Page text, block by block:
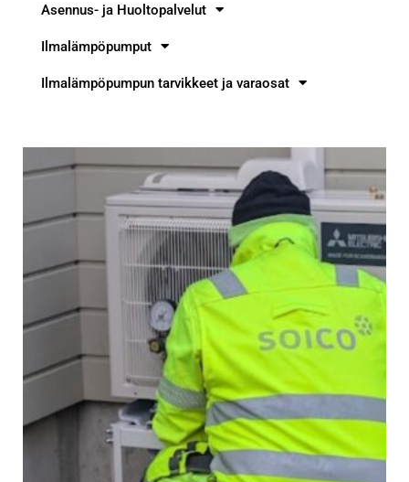
Asennus- ja Huoltopalvelut
Ilmalämpöpumput
Ilmalämpöpumpun tarvikkeet ja varaosat